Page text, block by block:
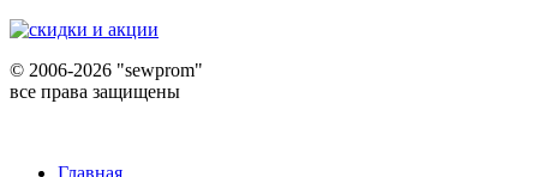
© 2006-2026 "sewprom"
все права защищены
Главная